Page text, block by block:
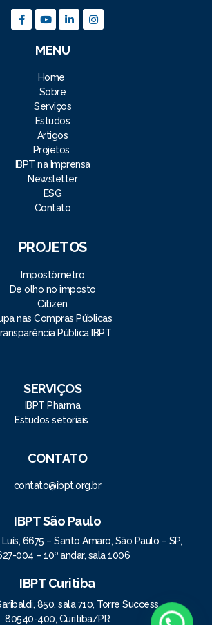
MENU
Home
Sobre
Serviços
Estudos
Artigos
Projetos
IBPT na Imprensa
Newsletter
ESG
Contato
PROJETOS
Impostômetro
De olho no imposto
Citizen
nas Compras Públicas
Pública IBPT
SERVIÇOS
IBPT Pharma
Estudos setoriais
CONTATO
contato@ibpt.org.br
IBPT São Paulo
6675 – Santo Amaro, São Paulo – SP,
004 – 10º andar, sala 1006
IBPT Curitiba
850, sala 710, Torre Success
80540-400, Curitiba/PR